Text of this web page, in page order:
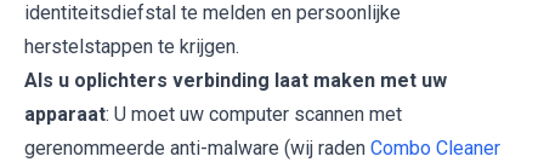
identiteitsdiefstal te melden en persoonlijke
herstelstappen te krijgen.
Als u oplichters verbinding laat maken met uw
apparaat: U moet uw computer scannen met
gerenommeerde anti-malware (wij raden Combo Cleaner